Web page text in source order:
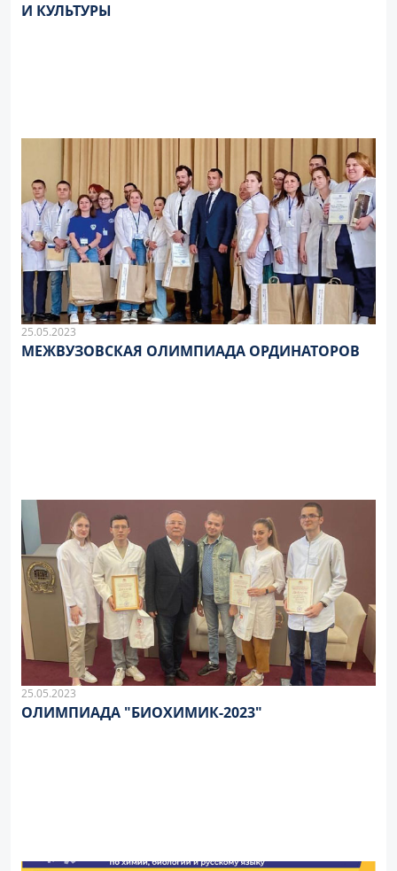
И КУЛЬТУРЫ
25.05.2023
МЕЖВУЗОВСКАЯ ОЛИМПИАДА ОРДИНАТОРОВ
25.05.2023
ОЛИМПИАДА "БИОХИМИК-2023"